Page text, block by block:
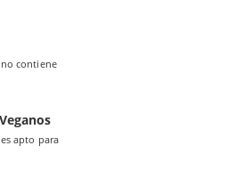
contiene
apto para